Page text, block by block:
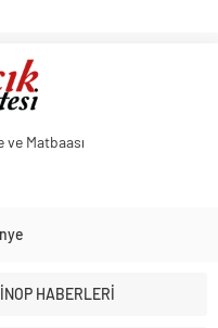
ve Matbaası
HABERLERİ